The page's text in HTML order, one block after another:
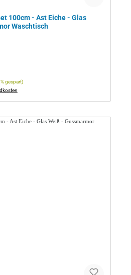
100cm - Ast Eiche - Glas
Waschtisch
gespart)